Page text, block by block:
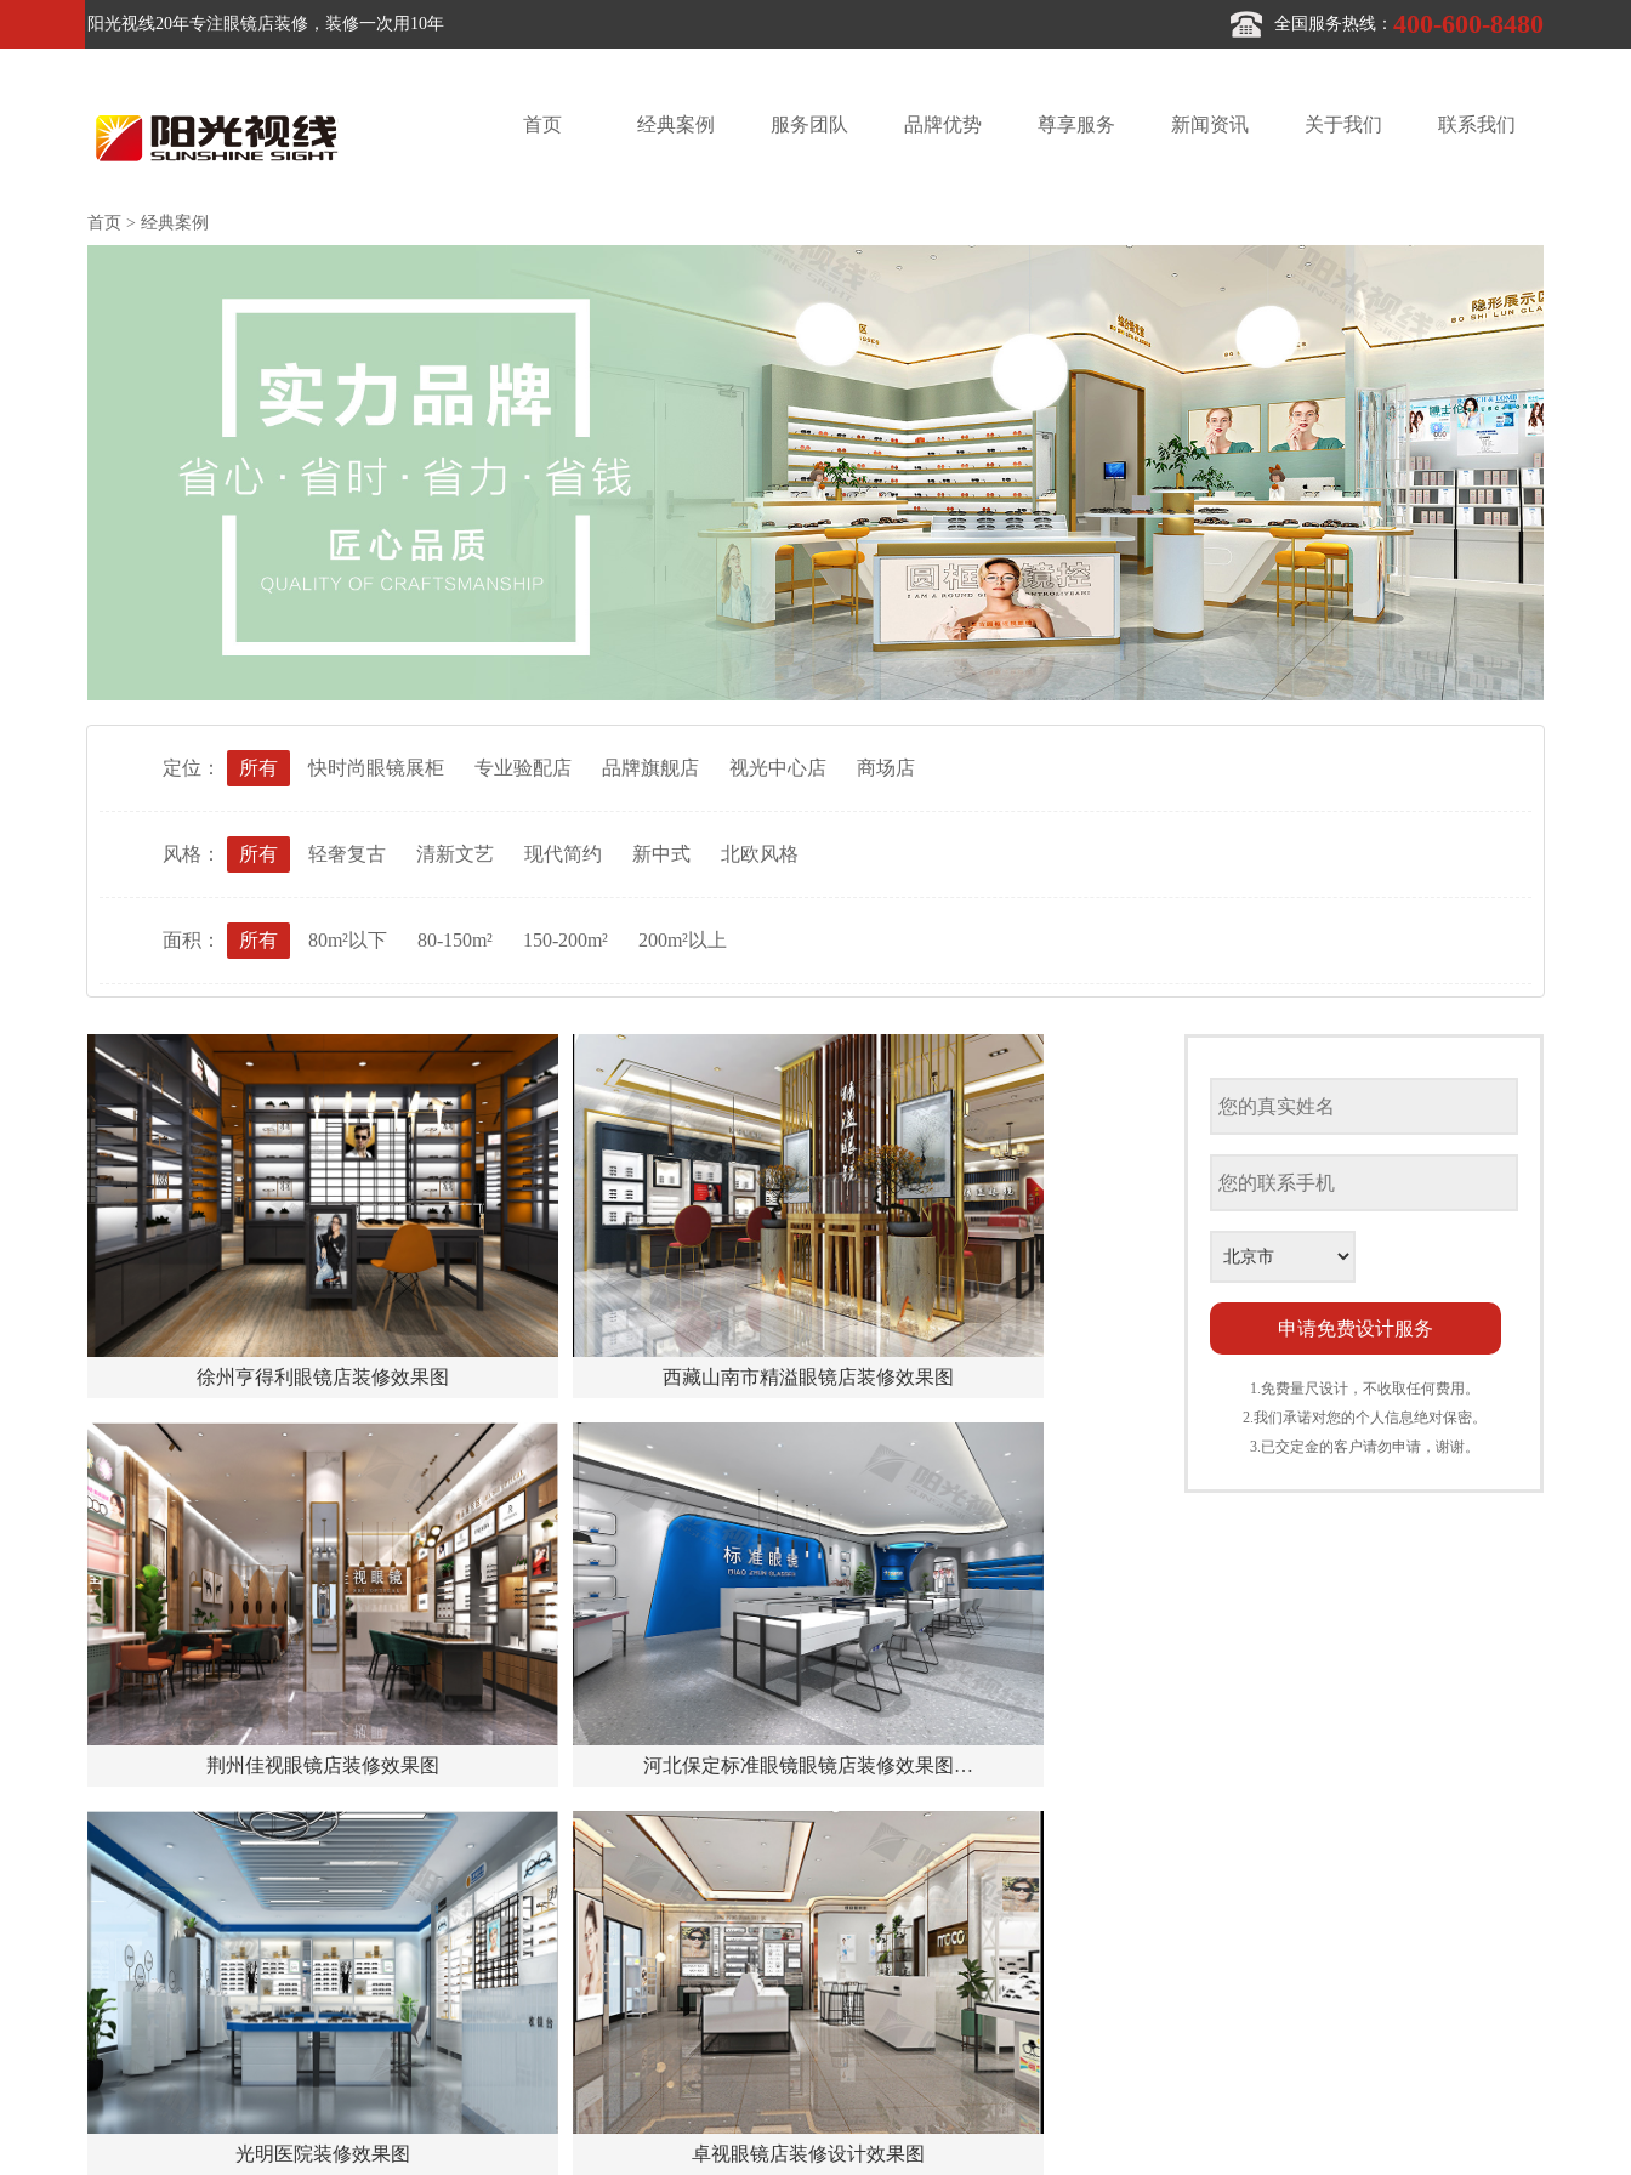
阳光视线20年专注眼镜店装修，装修一次用10年 全国服务热线： 400-600-8480
首页 经典案例 服务团队 品牌优势 尊享服务 新闻资讯 关于我们 联系我们
首页 > 经典案例
定位： 所有 快时尚眼镜展柜 专业验配店 品牌旗舰店 视光中心店 商场店
风格： 所有 轻奢复古 清新文艺 现代简约 新中式 北欧风格
面积： 所有 80m²以下 80-150m² 150-200m² 200m²以上
徐州亨得利眼镜店装修效果图 西藏山南市精溢眼镜店装修效果图
荆州佳视眼镜店装修效果图 河北保定标准眼镜眼镜店装修效果图…
光明医院装修效果图 卓视眼镜店装修设计效果图
1.免费量尺设计，不收取任何费用。
2.我们承诺对您的个人信息绝对保密。
3.已交定金的客户请勿申请，谢谢。